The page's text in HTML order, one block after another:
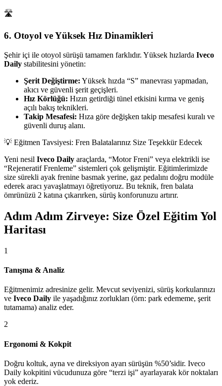
🛣️
6. Otoyol ve Yüksek Hız Dinamikleri
Şehir içi ile otoyol sürüşü tamamen farklıdır. Yüksek hızlarda Iveco
Daily stabilitesini yönetin:
Şerit Değiştirme: Yüksek hızda “S” manevrası yapmadan,
akıcı ve güvenli şerit geçişleri.
Hız Körlüğü: Hızın getirdiği tünel etkisini kırma ve geniş
açılı bakış teknikleri.
Takip Mesafesi: Hıza göre değişken takip mesafesi kuralı ve
güvenli duruş alanı.
💡 Eğitmen Tavsiyesi: Fren Balatalarınız Size Teşekkür Edecek
Yeni nesil Iveco Daily araçlarda, “Motor Freni” veya elektrikli ise
“Rejeneratif Frenleme” sistemleri çok gelişmiştir. Eğitimlerimizde
size sürekli ayak frenine basmak yerine, gaz pedalını doğru modüle
ederek aracı yavaşlatmayı öğretiyoruz. Bu teknik, fren balata
ömrünüzü 2 katına çıkarırken, sürüş konforunuzu artırır.
Adım Adım Zirveye: Size Özel Eğitim Yol
Haritası
1
Tanışma & Analiz
Eğitmenimiz adresinize gelir. Mevcut seviyenizi, sürüş korkularınızı
ve Iveco Daily ile yaşadığınız zorlukları (örn: park edememe, şerit
tutamama) analiz eder.
2
Ergonomi & Kokpit
Doğru koltuk, ayna ve direksiyon ayarı sürüşün %50’sidir. Iveco
Daily kokpitini vücudunuza göre “terzi işi” ayarlayarak kör noktaları
yok ederiz.